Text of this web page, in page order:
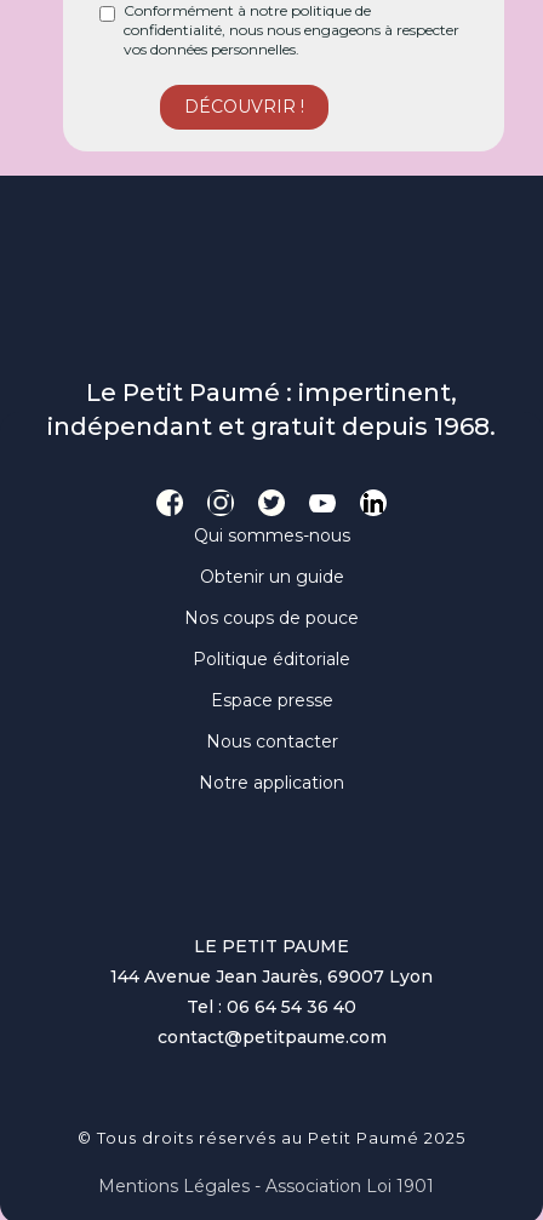
Conformément à notre politique de
confidentialité, nous nous engageons à respecter
vos données personnelles.
Le Petit Paumé : impertinent,
indépendant et gratuit depuis 1968.
Qui sommes-nous
Obtenir un guide
Nos coups de pouce
Politique éditoriale
Espace presse
Nous contacter
Notre application
LE PETIT PAUME
144 Avenue Jean Jaurès, 69007 Lyon
Tel : 06 64 54 36 40
contact@petitpaume.com
© Tous droits réservés au Petit Paumé 2025
Mentions Légales - Association Loi 1901